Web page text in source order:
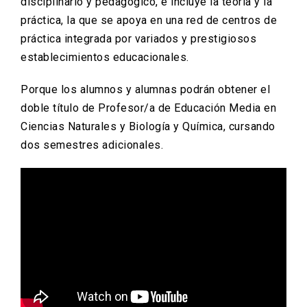
práctica, la que se apoya en una red de centros de
práctica integrada por variados y prestigiosos
establecimientos educacionales.
Porque los alumnos y alumnas podrán obtener el
doble título de Profesor/a de Educación Media en
Ciencias Naturales y Biología y Química, cursando
dos semestres adicionales.